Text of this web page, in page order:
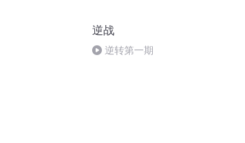
逆战
逆转第一期